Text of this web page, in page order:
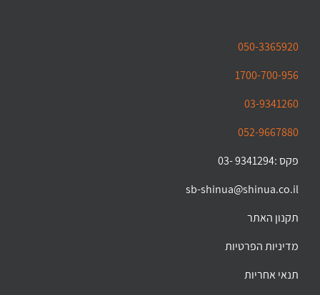
050-3365920
1700-700-956
03-9341260
052-9667880
פקס :9341294 -03
sb-shinua@shinua.co.il
תקנון האתר
מדיניות הפרטיות
תנאי אחריות